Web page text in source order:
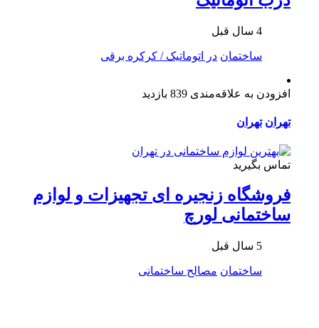
4 سال قبل
ساختمان در اتوماتیک / کرکره برقی
افزودن به علاقه‌مندی 839 بازدید
تهران تهران
تماس بگیرید
فروشگاه زنجیره ای تجهیزات و لوازم
ساختمانی لورچ
5 سال قبل
ساختمان مصالح ساختمانی